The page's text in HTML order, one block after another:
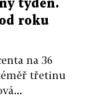
týden.
roku
na 36
třetinu